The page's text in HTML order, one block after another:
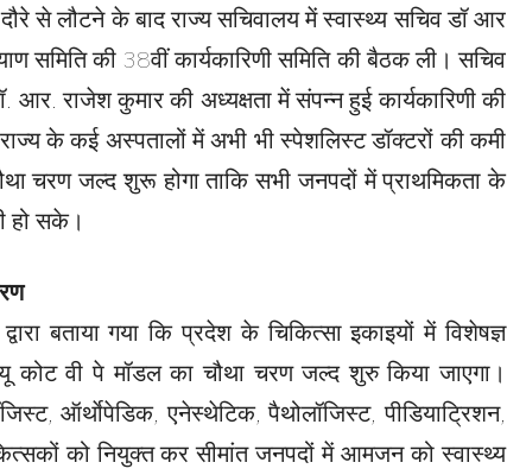
से लौटने के बाद राज्य सचिवालय में स्वास्थ्य सचिव डॉ आर
समिति की 38वीं कार्यकारिणी समिति की बैठक ली। सचिव
आर. राजेश कुमार की अध्यक्षता में संपन्न हुई कार्यकारिणी की
के कई अस्पतालों में अभी भी स्पेशलिस्ट डॉक्टरों की कमी
चरण जल्द शुरू होगा ताकि सभी जनपदों में प्राथमिकता के
हो सके।
बताया गया कि प्रदेश के चिकित्सा इकाइयों में विशेषज्ञ
कोट वी पे मॉडल का चौथा चरण जल्द शुरु किया जाएगा।
ऑर्थाेपेडिक, एनेस्थेटिक, पैथोलॉजिस्ट, पीडियाट्रिशन,
को नियुक्त कर सीमांत जनपदों में आमजन को स्वास्थ्य